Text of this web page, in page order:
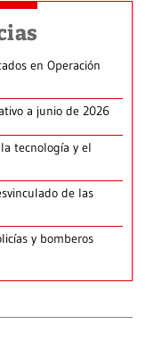
en Operación
a junio de 2026
tecnología y el
de las
y bomberos